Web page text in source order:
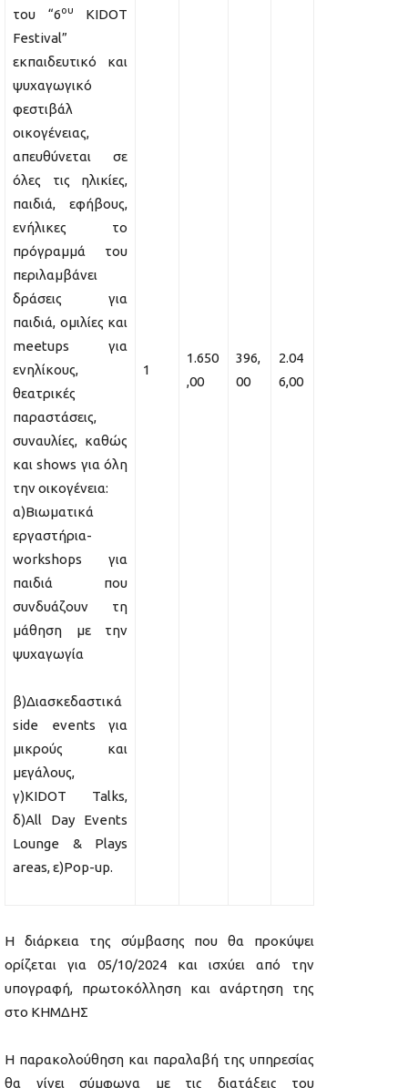
του “6ου
KIDOT
Festival”
εκπαιδευτικό και
ψυχαγωγικό
φεστιβάλ
οικογένειας,
απευθύνεται σε
όλες τις ηλικίες,
παιδιά, εφήβους,
ενήλικες το
πρόγραμμά του
περιλαμβάνει
δράσεις για
παιδιά, ομιλίες και
meetups για
ενηλίκους,
θεατρικές
παραστάσεις,
συναυλίες, καθώς
και shows για όλη
την οικογένεια:
α)Βιωματικά
εργαστήρια-
workshops για
παιδιά που
συνδυάζουν τη
μάθηση με την
ψυχαγωγία
β)Διασκεδαστικά
side events για
μικρούς και
μεγάλους,
γ)KIDOT Talks,
δ)All Day Events
Lounge & Plays
areas, ε)Pop-up.
1
1.650
,00
396,
00
2.04
6,00
Η διάρκεια της σύμβασης που θα προκύψει
ορίζεται για 05/10/2024 και ισχύει από την
υπογραφή, πρωτοκόλληση και ανάρτηση της
στο ΚΗΜΔΗΣ
Η παρακολούθηση και παραλαβή της υπηρεσίας
θα γίνει σύμφωνα με τις διατάξεις του